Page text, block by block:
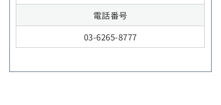
電話番号
03-6265-8777